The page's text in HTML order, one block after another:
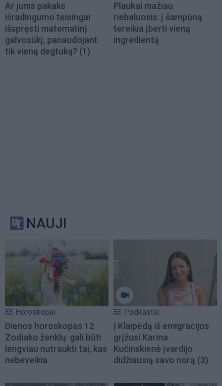
Ar jums pakaks
išradingumo teisingai
išspręsti matematinį
galvosūkį, panaudojant
tik vieną degtuką? (1)
Plaukai mažiau
riebaluosis: į šampūną
tereikia įberti vieną
ingredientą
NAUJI
Horoskopai
Dienos horoskopas 12
Zodiako ženklų: gali būti
lengviau nutraukti tai, kas
nebeveikia
Podkastai
Į Klaipėdą iš emigracijos
grįžusi Karina
Kučinskienė įvardijo
didžiausią savo norą (3)